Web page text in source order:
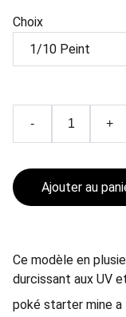
Choix
- +
Ajouter au
Ce modèle en
durcissant aux UV
poké starter mine a